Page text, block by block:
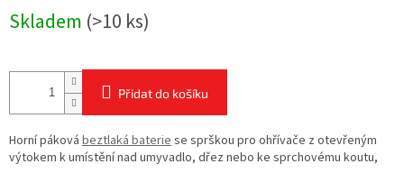
Skladem (>10 ks)
Přidat do košíku
Horní páková beztlaká bateriese sprškou pro ohřívače z otevřeným
výtokem k umístění nad umyvadlo, dřez nebo ke sprchovému koutu,